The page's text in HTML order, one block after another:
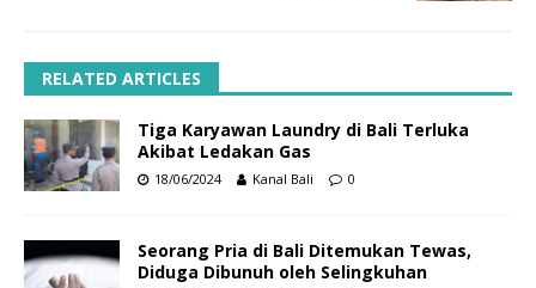
RELATED ARTICLES
Tiga Karyawan Laundry di Bali Terluka
Akibat Ledakan Gas
18/06/2024 Kanal Bali 0
Seorang Pria di Bali Ditemukan Tewas,
Diduga Dibunuh oleh Selingkuhan